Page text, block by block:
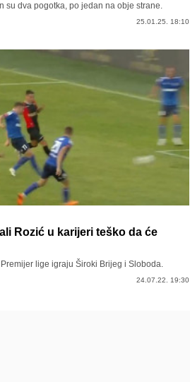
su dva pogotka, po jedan na obje strane.
25.01.25. 18:10
Rozić u karijeri teško da će
lige igraju Široki Brijeg i Sloboda.
24.07.22. 19:30